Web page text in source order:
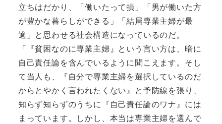
立ちはだかり、「働いたって損」「男が働いた方
が豊かな暮らしができる」「結局専業主婦が最
適」と思わせる社会構造になっているのだ。
「『貧困なのに専業主婦』という言い方は、暗に
自己責任論を含んでいるように聞こえます。そし
て当人も、『自分で専業主婦を選択しているのだ
からとやかく言われたくない』と予防線を張り、
知らず知らずのうちに『自己責任論のワナ』には
まっています。しかし、本当は専業主婦を選んで